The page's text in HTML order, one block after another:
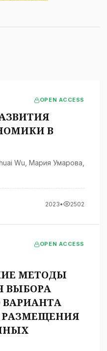
OPEN ACCESS
В
Wu Мария Умарова
2023• 2502
OPEN ACCESS
МЕТОДЫ
ВЫБОРА